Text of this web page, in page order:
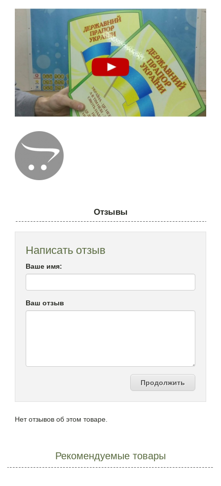
Отзывы
Написать отзыв
Ваше имя:
Ваш отзыв
Продолжить
Нет отзывов об этом товаре.
Рекомендуемые товары